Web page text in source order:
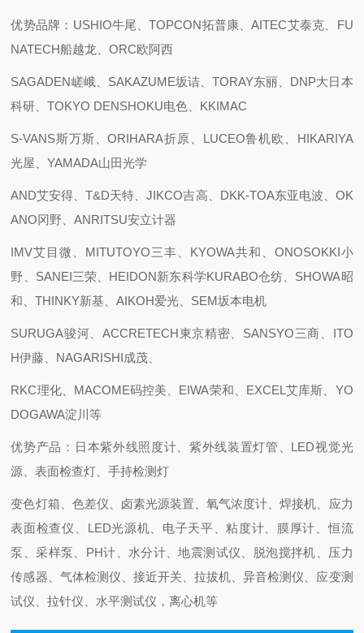
优势品牌：USHIO牛尾、TOPCON拓普康、AITEC艾泰克、FU
NATECH船越龙、ORC欧阿西
SAGADEN嵯峨、SAKAZUME坂诘、TORAY东丽、DNP大日本
科研、TOKYO DENSHOKU电色、KKIMAC
S-VANS斯万斯、ORIHARA折原、LUCEO鲁机欧、HIKARIYA
光屋、YAMADA山田光学
AND艾安得、T&D天特、JIKCO吉高、DKK-TOA东亚电波、OK
ANO冈野、ANRITSU安立计器
IMV艾目微、MITUTOYO三丰、KYOWA共和、ONOSOKKI小
野、SANEI三荣、HEIDON新东科学KURABO仓纺、SHOWA昭
和、THINKY新基、AIKOH爱光、SEM坂本电机
SURUGA骏河、ACCRETECH東京精密、SANSYO三商、ITO
H伊藤、NAGARISHI成茂、
RKC理化、MACOME码控美、EIWA荣和、EXCEL艾库斯、YO
DOGAWA淀川等
优势产品：日本紫外线照度计、紫外线装置灯管、LED视觉光
源、表面检查灯、手持检测灯
变色灯箱、色差仪、卤素光源装置、氧气浓度计、焊接机、应力
表面检查仪、LED光源机、电子天平、粘度计、膜厚计、恒流
泵、采样泵、PH计、水分计、地震测试仪、脱泡搅拌机、压力
传感器、气体检测仪、接近开关、拉拔机、异音检测仪、应变测
试仪、拉针仪、水平测试仪，离心机等